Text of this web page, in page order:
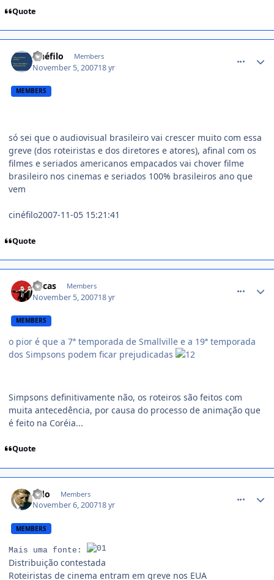
Quote
cinéfilo Members
November 5, 200718 yr
MEMBERS
só sei que o audiovisual brasileiro vai crescer muito com essa
greve (dos roteiristas e dos diretores e atores), afinal com os
filmes e seriados americanos empacados vai chover filme
brasileiro nos cinemas e seriados 100% brasileiros ano que
vem
cinéfilo2007-11-05 15:21:41
Quote
Lucas Members
November 5, 200718 yr
MEMBERS
o pior é que a 7ª temporada de Smallville e a 19ª temporada
dos Simpsons podem ficar prejudicadas
Simpsons definitivamente não, os roteiros são feitos com
muita antecedência, por causa do processo de animação que
é feito na Coréia...
Quote
Odo Members
November 6, 200718 yr
MEMBERS
Mais uma fonte:
Distribuição contestada
Roteiristas de cinema entram em greve nos EUA